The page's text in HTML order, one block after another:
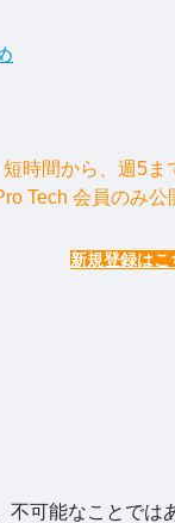
時間から、週5ま
Tech 会員のみ公
新規登録はこ
可能なことでは